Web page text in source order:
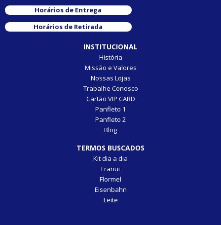
Horários de Entrega
Horários de Retirada
INSTITUCIONAL
História
Missão e Valores
Nossas Lojas
Trabalhe Conosco
Cartão VIP CARD
Panfleto 1
Panfleto 2
Blog
TERMOS BUSCADOS
Kit dia a dia
Franui
Flormel
Eisenbahn
Leite